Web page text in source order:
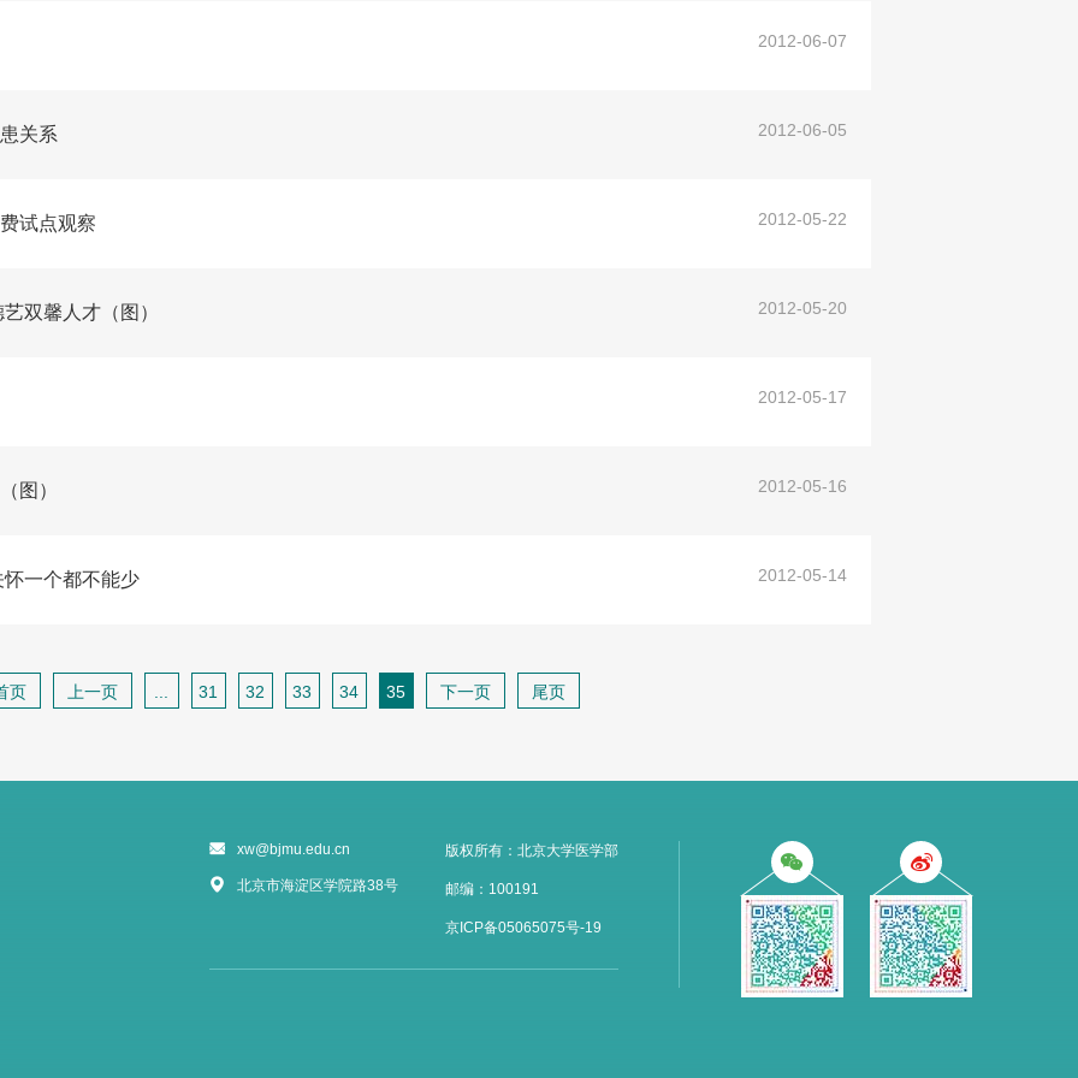
2012-06-07
2012-06-05
关系
2012-05-22
试点观察
2012-05-20
双馨人才（图）
2012-05-17
2012-05-16
图）
2012-05-14
一个都不能少
页 上一页 31 32 33 34 35 下一页 尾页
xw@bjmu.edu.cn
北京市海淀区学院路38号
版权所有：北京大学医学部
邮编：100191
京ICP备05065075号-19